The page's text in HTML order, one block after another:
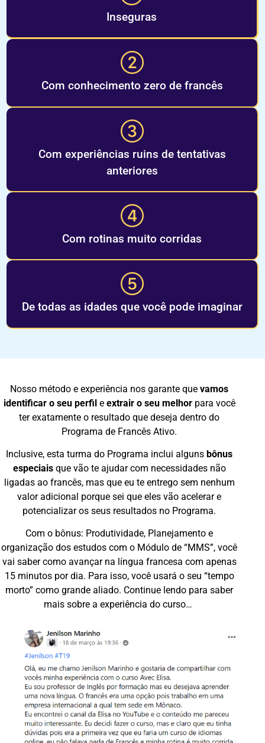
Inseguras
Com conhecimento zero de francês
Com experiências ruins detentativas
anteriores
Com rotinas muito corridas
Detodas as idades que você podeimaginar
Nosso método e experiência nos garante quevamos
identificar o seu perfile extrair o seu melhorpara você
terexatamente o resultado que deseja dentro do
Programa de Francês Ativo.
Inclusive, esta turma do Programa inclui algunsbônus
especiaisque vão te ajudar com necessidades não
ligadas ao francês, mas que eu te entrego sem nenhum
valor adicional porque sei que eles vãoacelerare
potencializaros seus resultados no Programa.
Com o bônus: Produtividade, Planejamento e
organização dos estudos com o Módulo de “MMS”,você
vai saber como avançarna língua francesa com apenas
15 minutos pordia. Para isso, você usará o seu “tempo
morto”como grandealiado. Continue lendo para saber
mais sobre a experiência do curso…